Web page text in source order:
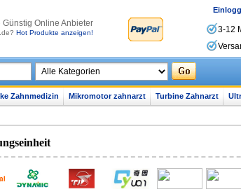
Günstig Online Anbieter
Hot Produkte anzeigen!
3-12
Zahnmedizin Mikromotor zahnarzt Turbine Zahnarzt